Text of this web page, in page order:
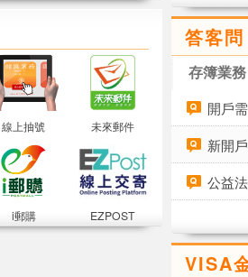
線上抽號 未來郵件
i郵購 EZPOST
答客問
存簿業務
開戶
新開
公益
VISA